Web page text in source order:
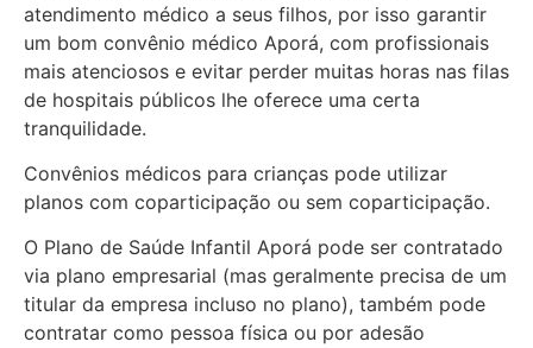
atendimento médico a seus filhos, por isso garantir
um bom convênio médico Aporá, com profissionais
mais atenciosos e evitar perder muitas horas nas filas
de hospitais públicos lhe oferece uma certa
tranquilidade.
Convênios médicos para crianças pode utilizar
planos com coparticipação ou sem coparticipação.
O Plano de Saúde Infantil Aporá pode ser contratado
via plano empresarial (mas geralmente precisa de um
titular da empresa incluso no plano), também pode
contratar como pessoa física ou por adesão